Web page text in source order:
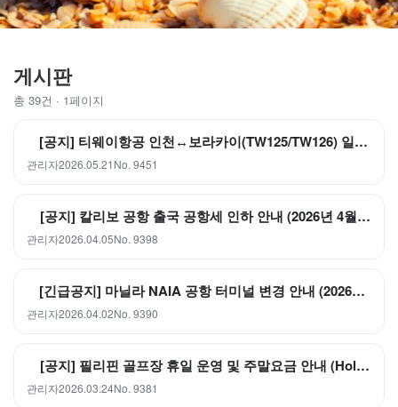
게시판
총 39건 · 1페이지
[공지] 티웨이항공 인천↔보라카이(TW125/TW126) 일부 감편 운항 안내
관리자2026.05.21 No. 9451
[공지] 칼리보 공항 출국 공항세 인하 안내 (2026년 4월 1일부터 적용)
관리자2026.04.05No. 9398
[긴급공지] 마닐라 NAIA 공항 터미널 변경 안내 (2026년 3월 29일부터 적용)
관리자2026.04.02No. 9390
[공지] 필리핀 골프장 휴일 운영 및 주말요금 안내 (Holy Week 기간)
관리자2026.03.24No. 9381